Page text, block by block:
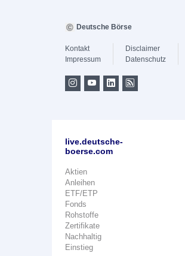
Deutsche Börse
Kontakt
Impressum
Disclaimer
Datenschutz
live.deutsche-
boerse.com
Aktien
Anleihen
ETF/ETP
Fonds
Rohstoffe
Zertifikate
Nachhaltig
Einstieg